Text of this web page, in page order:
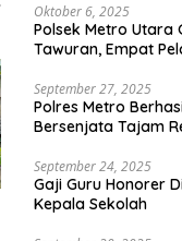
Oktober 6, 2025
Polsek Metro Utara
Tawuran, Empat
September 27, 2025
Polres Metro
Bersenjata Tajam
September 24, 2025
Gaji Guru Honorer
Kepala Sekolah